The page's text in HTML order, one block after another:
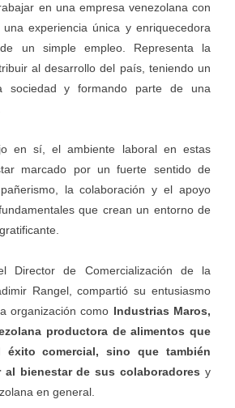
en una empresa venezolana con
experiencia única y enriquecedora
un simple empleo. Representa la
al desarrollo del país, teniendo un
sociedad y formando parte de una
en sí, el ambiente laboral en estas
marcado por un fuerte sentido de
la colaboración y el apoyo
que crean un entorno de
Director de Comercialización de la
Rangel, compartió su entusiasmo
organización como Industrias Maros,
productora de alimentos que
comercial, sino que también
bienestar de sus colaboradores y
en general.